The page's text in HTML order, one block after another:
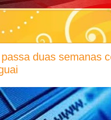
duas semanas